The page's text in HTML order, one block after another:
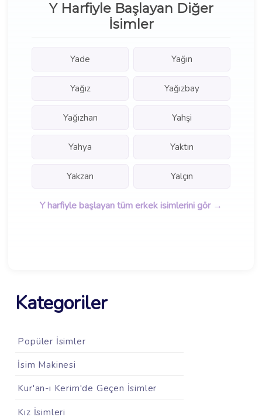
Y Harfiyle Başlayan Diğer
İsimler
Yade Yağın
Yağız Yağızbay
Yağızhan Yahşi
Yahya Yaktın
Yakzan Yalçın
Y harfiyle başlayan tüm erkek isimlerini gör →
Kategoriler
Popüler İsimler
İsim Makinesi
Kur'an-ı Kerim'de Geçen İsimler
Kız İsimleri